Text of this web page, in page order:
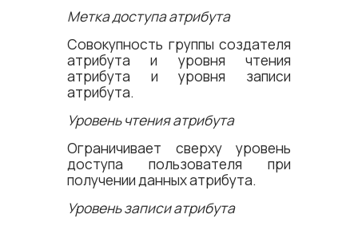
Метка доступа атрибута
Совокупность группы создателя
атрибута и уровня чтения
атрибута и уровня записи
атрибута.
Уровень чтения атрибута
Ограничивает сверху уровень
доступа пользователя при
получении данных атрибута.
Уровень записи атрибута